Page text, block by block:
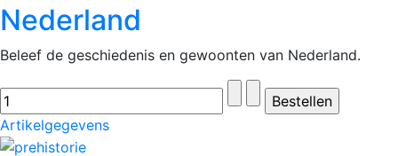
Nederland
Beleef de geschiedenis en gewoonten van Nederland.
Artikelgegevens